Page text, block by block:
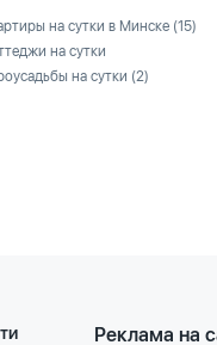
на сутки в Минске (15)
на сутки
на сутки (2)
Реклама на